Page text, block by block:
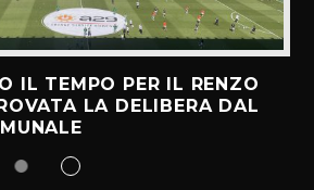
IL TEMPO PER IL RENZO
LA DELIBERA DAL